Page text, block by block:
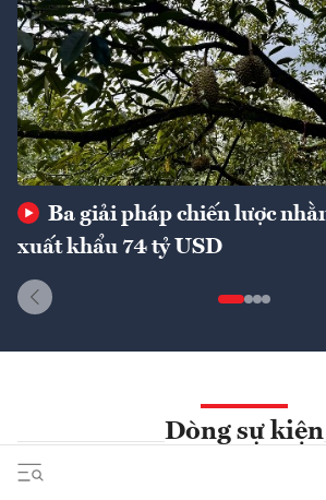
Ba giải pháp chiến lược
xuất khẩu 74 tỷ USD
Dòng sự kiện